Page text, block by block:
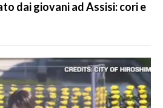
dai giovani ad Assisi: cori e